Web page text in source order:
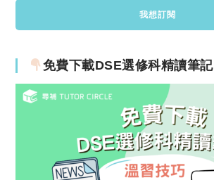
免費下載DSE選修科精讀筆記